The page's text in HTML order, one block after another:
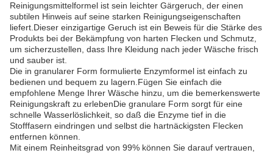
Reinigungsmittelformel ist sein leichter Gärgeruch, der einen
subtilen Hinweis auf seine starken Reinigungseigenschaften
liefert.Dieser einzigartige Geruch ist ein Beweis für die Stärke des
Produkts bei der Bekämpfung von harten Flecken und Schmutz,
um sicherzustellen, dass Ihre Kleidung nach jeder Wäsche frisch
und sauber ist.
Die in granularer Form formulierte Enzymformel ist einfach zu
bedienen und bequem zu lagern.Fügen Sie einfach die
empfohlene Menge Ihrer Wäsche hinzu, um die bemerkenswerte
Reinigungskraft zu erlebenDie granulare Form sorgt für eine
schnelle Wasserlöslichkeit, so daß die Enzyme tief in die
Stofffasern eindringen und selbst die hartnäckigsten Flecken
entfernen können.
Mit einem Reinheitsgrad von 99% können Sie darauf vertrauen,